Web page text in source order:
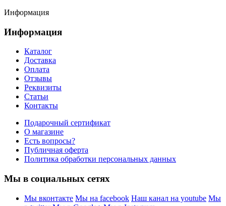
Информация
Информация
Каталог
Доставка
Оплата
Отзывы
Реквизиты
Статьи
Контакты
Подарочный сертификат
О магазине
Есть вопросы?
Публичная оферта
Политика обработки персональных данных
Мы в социальных сетях
Мы вконтакте Мы на facebook Наш канал на youtube Мы